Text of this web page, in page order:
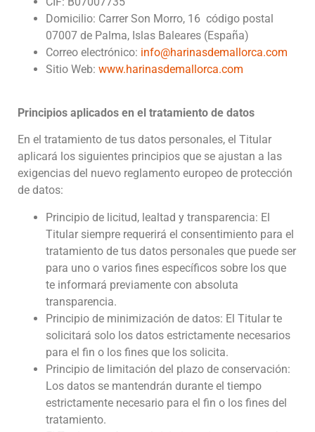
Domicilio: Carrer Son Morro, 16 código postal
07007 de Palma, Islas Baleares (España)
Correo electrónico: info@harinasdemallorca.com
Sitio Web: www.harinasdemallorca.com
Principios aplicados en el tratamiento de datos
En el tratamiento de tus datos personales, el Titular
aplicará los siguientes principios que se ajustan a las
exigencias del nuevo reglamento europeo de protección
de datos:
Principio de licitud, lealtad y transparencia: El
Titular siempre requerirá el consentimiento para el
tratamiento de tus datos personales que puede ser
para uno o varios fines específicos sobre los que
te informará previamente con absoluta
transparencia.
Principio de minimización de datos: El Titular te
solicitará solo los datos estrictamente necesarios
para el fin o los fines que los solicita.
Principio de limitación del plazo de conservación:
Los datos se mantendrán durante el tiempo
estrictamente necesario para el fin o los fines del
tratamiento.